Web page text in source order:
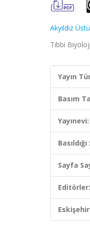
Akyıldız
Tıbbi
Yayın
Basım
Yayınevi:
Sayfa
Editörler: